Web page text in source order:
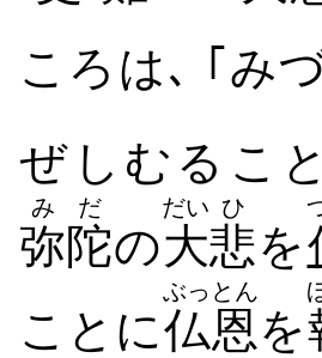
ころ​は､ ｢み
ぜ​しむる​こ
弥陀
みだ
の大
だい
悲
ひ
を
ことに仏恩
ぶっとん
を